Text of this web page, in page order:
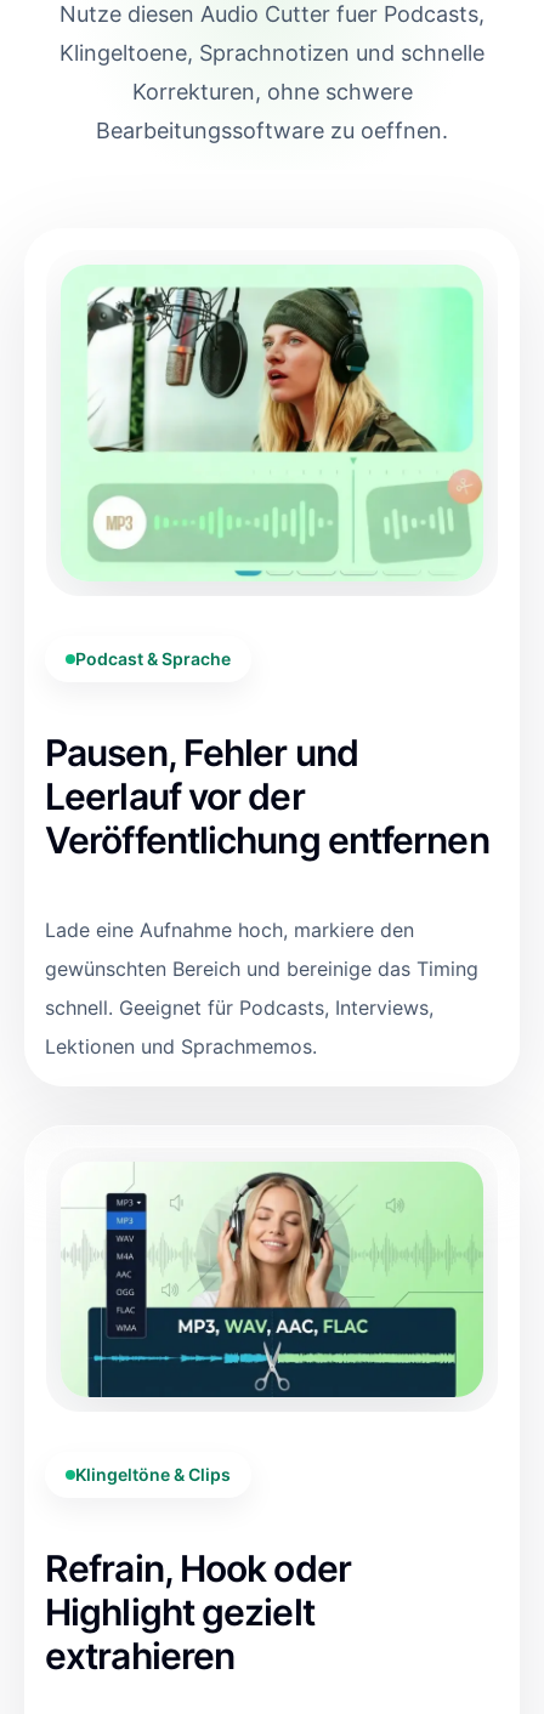
Nutze diesen Audio Cutter fuer Podcasts,
Klingeltoene, Sprachnotizen und schnelle
Korrekturen, ohne schwere
Bearbeitungssoftware zu oeffnen.
Podcast & Sprache
Pausen, Fehler und
Leerlauf vor der
Veröffentlichung entfernen
Lade eine Aufnahme hoch, markiere den
gewünschten Bereich und bereinige das Timing
schnell. Geeignet für Podcasts, Interviews,
Lektionen und Sprachmemos.
Klingeltöne & Clips
Refrain, Hook oder
Highlight gezielt
extrahieren